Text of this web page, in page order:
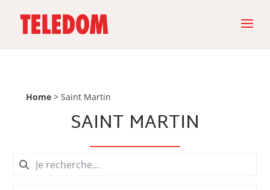
Home> Saint Martin
SAINT MARTIN